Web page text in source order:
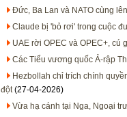
Đức, Ba Lan và NATO cùng
Claude bị 'bỏ rơi' trong cuộc
UAE rời OPEC và OPEC+, cú
Các Tiểu vương quốc Ả-rập
Hezbollah chỉ trích chính
đột(27-04-2026)
Vừa hạ cánh tại Nga, Ngoại